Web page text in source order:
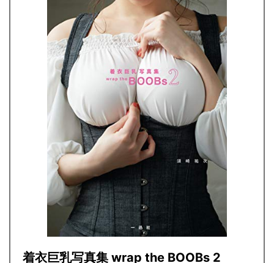
着衣巨乳写真集 wrap the BOOBs 2